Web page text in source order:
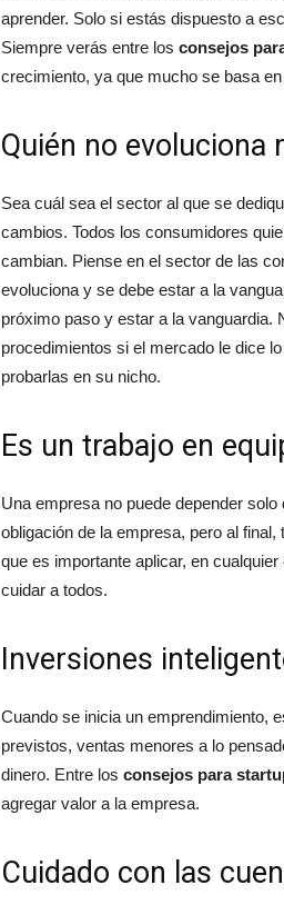
aprender. Solo si estás dispuesto a
Siempre verás entre los consejos
crecimiento, ya que mucho se basa
Quién no evoluciona
Sea cuál sea el sector al que se
cambios. Todos los consumidores
cambian. Piense en el sector de las
evoluciona y se debe estar a la
próximo paso y estar a la vanguardia.
procedimientos si el mercado le dice
probarlas en su nicho.
Es un trabajo en
Una empresa no puede depender
obligación de la empresa, pero al
que es importante aplicar, en
cuidar a todos.
Inversiones
Cuando se inicia un emprendimiento,
previstos, ventas menores a lo
dinero. Entre los consejos para
agregar valor a la empresa.
Cuidado con las